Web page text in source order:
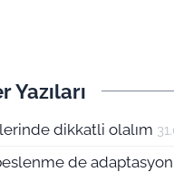
Yazıları
dikkatli olalım
de